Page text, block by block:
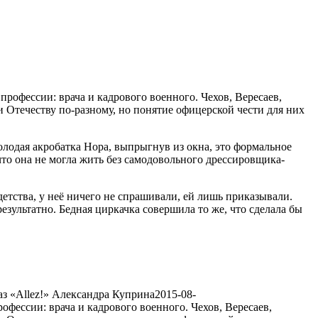
врача и кадрового военного. Чехов, Вересаев,
по-разному, но понятие офицерской чести для них
акробатка Нора, выпрыгнув из окна, это формальное
она не могла жить без самодовольного дрессировщика-
у неё ничего не спрашивали, ей лишь приказывали.
Бедная циркачка совершила то же, что сделала бы
«Allez!» Александра Куприна2015-08-
врача и кадрового военного. Чехов, Вересаев,